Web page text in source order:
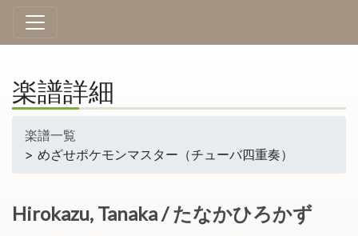
楽譜詳細
楽譜一覧
> めざせポケモンマスター（チューバ四重奏）
Hirokazu, Tanaka / たなかひろかず